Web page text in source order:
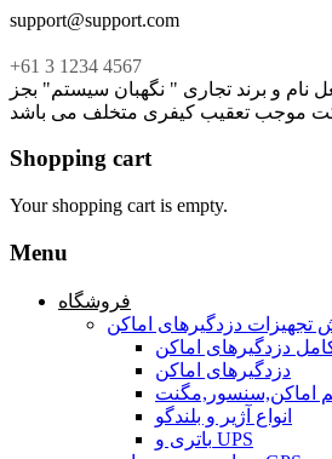
support@support.com
+61 3 1234 4567
نام و برند تجاری " نگهبان سیستم" بجز
موجب تعقیب کیفری متخلف می باشد
Shopping cart
Your shopping cart is empty.
Menu
فروشگاه
تجهیزات دزدگیرهای اماکن
دزدگیرهای اماکن
دزدگیرهای اماکن
اماکن,سنسور,مگنت
انواع آژیر و بلندگو
باتری و UPS